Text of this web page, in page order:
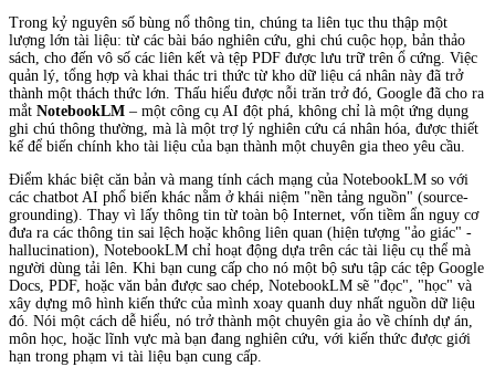
Trong kỷ nguyên số bùng nổ thông tin, chúng ta liên tục thu thập một
lượng lớn tài liệu: từ các bài báo nghiên cứu, ghi chú cuộc họp, bản thảo
sách, cho đến vô số các liên kết và tệp PDF được lưu trữ trên ổ cứng. Việc
quản lý, tổng hợp và khai thác tri thức từ kho dữ liệu cá nhân này đã trở
thành một thách thức lớn. Thấu hiểu được nỗi trăn trở đó, Google đã cho ra
mắt NotebookLM – một công cụ AI đột phá, không chỉ là một ứng dụng
ghi chú thông thường, mà là một trợ lý nghiên cứu cá nhân hóa, được thiết
kế để biến chính kho tài liệu của bạn thành một chuyên gia theo yêu cầu.
Điểm khác biệt căn bản và mang tính cách mạng của NotebookLM so với
các chatbot AI phổ biến khác nằm ở khái niệm "nền tảng nguồn" (source-
grounding). Thay vì lấy thông tin từ toàn bộ Internet, vốn tiềm ẩn nguy cơ
đưa ra các thông tin sai lệch hoặc không liên quan (hiện tượng "ảo giác" -
hallucination), NotebookLM chỉ hoạt động dựa trên các tài liệu cụ thể mà
người dùng tải lên. Khi bạn cung cấp cho nó một bộ sưu tập các tệp Google
Docs, PDF, hoặc văn bản được sao chép, NotebookLM sẽ "đọc", "học" và
xây dựng mô hình kiến thức của mình xoay quanh duy nhất nguồn dữ liệu
đó. Nói một cách dễ hiểu, nó trở thành một chuyên gia ảo về chính dự án,
môn học, hoặc lĩnh vực mà bạn đang nghiên cứu, với kiến thức được giới
hạn trong phạm vi tài liệu bạn cung cấp.